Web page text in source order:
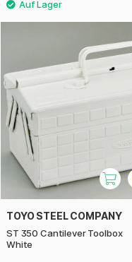
TOYO STEEL COMPANY
ST 350 Cantilever Toolbox
White